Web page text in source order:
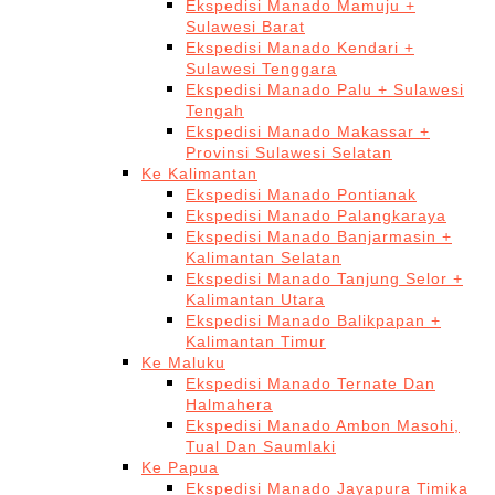
Ekspedisi Manado Mamuju +
Sulawesi Barat
Ekspedisi Manado Kendari +
Sulawesi Tenggara
Ekspedisi Manado Palu + Sulawesi
Tengah
Ekspedisi Manado Makassar +
Provinsi Sulawesi Selatan
Ke Kalimantan
Ekspedisi Manado Pontianak
Ekspedisi Manado Palangkaraya
Ekspedisi Manado Banjarmasin +
Kalimantan Selatan
Ekspedisi Manado Tanjung Selor +
Kalimantan Utara
Ekspedisi Manado Balikpapan +
Kalimantan Timur
Ke Maluku
Ekspedisi Manado Ternate Dan
Halmahera
Ekspedisi Manado Ambon Masohi,
Tual Dan Saumlaki
Ke Papua
Ekspedisi Manado Jayapura Timika